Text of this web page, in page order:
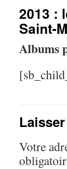
2013 :
Saint-
Albums
Votre